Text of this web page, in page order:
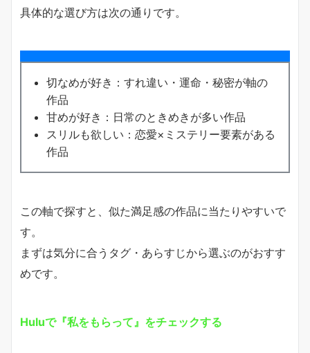
具体的な選び方は次の通りです。
切なめが好き：すれ違い・運命・秘密が軸の
作品
甘めが好き：日常のときめきが多い作品
スリルも欲しい：恋愛×ミステリー要素がある
作品
この軸で探すと、似た満足感の作品に当たりやすいで
す。
まずは気分に合うタグ・あらすじから選ぶのがおすす
めです。
Huluで『私をもらって』をチェックする